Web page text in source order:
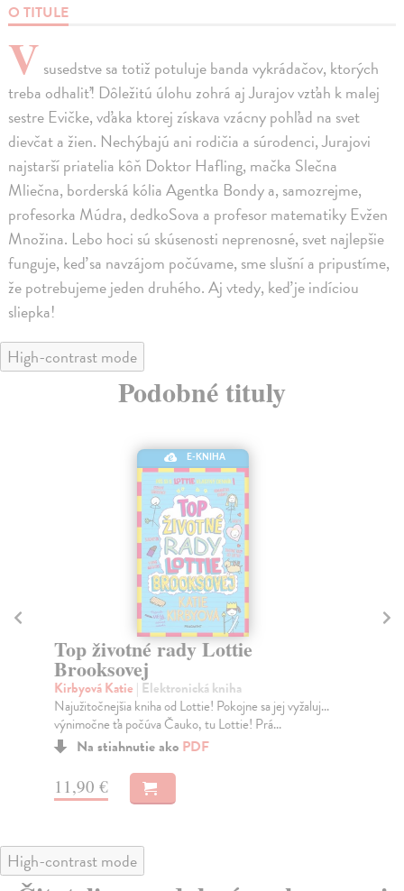
O TITULE
V susedstve sa totiž potuluje banda vykrádačov, ktorých
treba odhaliť! Dôležitú úlohu zohrá aj Jurajov vzťah k malej
sestre Evičke, vďaka ktorej získava vzácny pohľad na svet
dievčat a žien. Nechýbajú ani rodičia a súrodenci, Jurajovi
najstarší priatelia kôň Doktor Hafling, mačka Slečna
Mliečna, borderská kólia Agentka Bondy a, samozrejme,
profesorka Múdra, dedkoSova a profesor matematiky Evžen
Množina. Lebo hoci sú skúsenosti neprenosné, svet najlepšie
funguje, keď sa navzájom počúvame, sme slušní a pripustíme,
že potrebujeme jeden druhého. Aj vtedy, keď je indíciou
sliepka!
High-contrast mode
Podobné tituly
E-KNIHA
Top životné rady Lottie
Brooksovej
Kirbyová Katie | Elektronická kniha
Najužitočnejšia kniha od Lottie! Pokojne sa jej vyžaluj...
výnimočne ťa počúva Čauko, tu Lottie! Prá...
Na stiahnutie ako PDF
11,90 €
High-contrast mode